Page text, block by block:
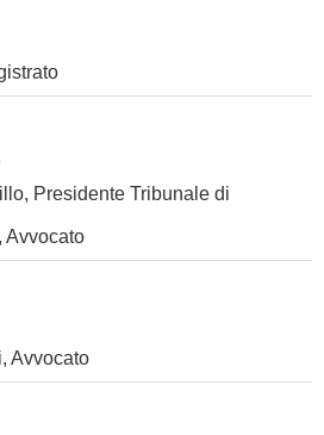
Presidente Tribunale di
Avvocato
Avvocato